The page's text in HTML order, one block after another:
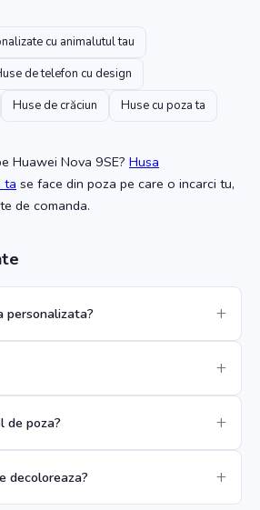
cu animalutul tau
de telefon cu design
Huse de crăciun Huse cu poza ta
Huawei Nova 9SE? Husa
ta se face din poza pe care o incarci tu,
de comanda.
personalizata?
de poza?
decoloreaza?